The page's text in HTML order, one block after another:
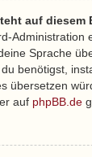
auf
Administration
Sprache
benötigst,
übersetzen
auf phpBB.de